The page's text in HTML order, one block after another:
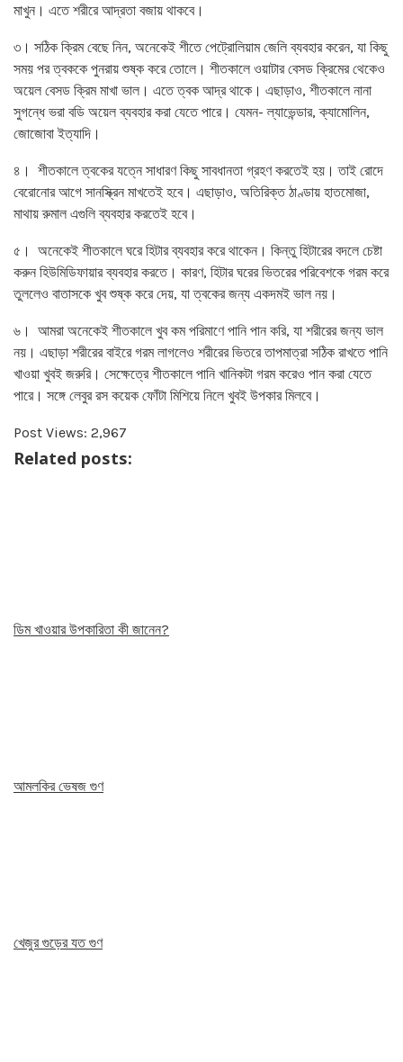
মাখুন। এতে শরীরে আদ্রতা বজায় থাকবে।
৩। সঠিক ক্রিম বেছে নিন, অনেকেই শীতে পেট্রোলিয়াম জেলি ব্যবহার করেন, যা কিছু
সময় পর ত্বককে পুনরায় শুষ্ক করে তোলে। শীতকালে ওয়াটার বেসড ক্রিমের থেকেও
অয়েল বেসড ক্রিম মাখা ভাল। এতে ত্বক আদ্র থাকে। এছাড়াও, শীতকালে নানা
সুগন্ধে ভরা বডি অয়েল ব্যবহার করা যেতে পারে। যেমন- ল্যাভেন্ডার, ক্যামোলিন,
জোজোবা ইত্যাদি।
৪। শীতকালে ত্বকের যত্নে সাধারণ কিছু সাবধানতা গ্রহণ করতেই হয়। তাই রোদে
বেরোনোর আগে সানস্ক্রিন মাখতেই হবে। এছাড়াও, অতিরিক্ত ঠাণ্ডায় হাতমোজা,
মাথায় রুমাল এগুলি ব্যবহার করতেই হবে।
৫। অনেকেই শীতকালে ঘরে হিটার ব্যবহার করে থাকেন। কিন্তু হিটারের বদলে চেষ্টা
করুন হিউমিডিফায়ার ব্যবহার করতে। কারণ, হিটার ঘরের ভিতরের পরিবেশকে গরম করে
তুললেও বাতাসকে খুব শুষ্ক করে দেয়, যা ত্বকের জন্য একদমই ভাল নয়।
৬। আমরা অনেকেই শীতকালে খুব কম পরিমাণে পানি পান করি, যা শরীরের জন্য ভাল
নয়। এছাড়া শরীরের বাইরে গরম লাগলেও শরীরের ভিতরে তাপমাত্রা সঠিক রাখতে পানি
খাওয়া খুবই জরুরি। সেক্ষেত্রে শীতকালে পানি খানিকটা গরম করেও পান করা যেতে
পারে। সঙ্গে লেবুর রস কয়েক ফোঁটা মিশিয়ে নিলে খুবই উপকার মিলবে।
Post Views: 2,967
Related posts:
ডিম খাওয়ার উপকারিতা কী জানেন?
আমলকির ভেষজ গুণ
খেজুর গুড়ের যত গুণ